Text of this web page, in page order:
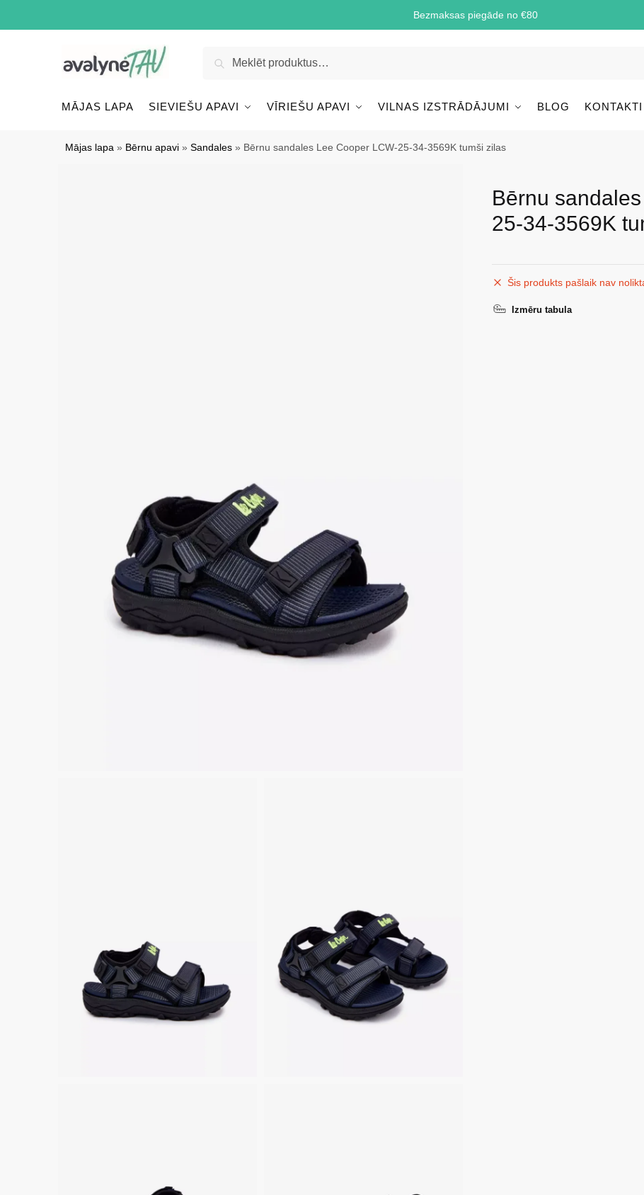
Bezmaksas piegāde no €80
Meklēt
MĀJAS LAPA SIEVIEŠU APAVI VĪRIEŠU APAVI VILNAS IZSTRĀDĀJUMI BLOG KONTAKTI
Mājas lapa » Bērnu apavi »Sandales » Bērnu sandales Lee Cooper LCW-25-34-3569K tumši zilas
Bērnu
25-34-3569K
Šis produkts pašlaik nav
Izmēru tabula